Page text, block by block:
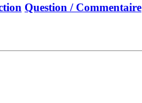
Question / Commentaire